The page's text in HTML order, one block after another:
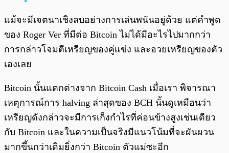
แม้จะมีเจตนาเชิงลบอย่างการเล่นพนันอยู่ด้วย แต่คำพูด
ของ Roger Ver ที่มีต่อ Bitcoin ไม่ได้มีอะไรไปมากกว่า
การกล่าวโจมตีเหรียญของคู่แข่ง และอวยเหรียญของตัว
เองเลย
Bitcoin นั้นแตกต่างจาก Bitcoin Cash เมื่อเรา พิจารณา
เหตุการณ์การ halving ล่าสุดของ BCH นั้นดูเหมือนว่า
เหรียญดังกล่าวจะมีการเก็งกำไรที่ค่อนข้างสูงเช่นเดียว
กับ Bitcoin และในความเป็นจริงมีแนวโน้มที่จะผันผวน
มากขึ้นกว่าเดิมยิ่งกว่า Bitcoin ตัวแม่ซะอีก